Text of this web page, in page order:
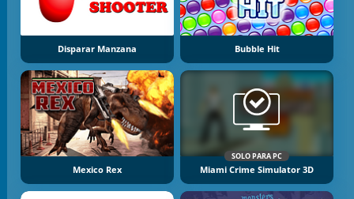
Disparar Manzana Bubble Hit
Mexico Rex
SOLO PARA PC
Miami Crime Simulator 3D